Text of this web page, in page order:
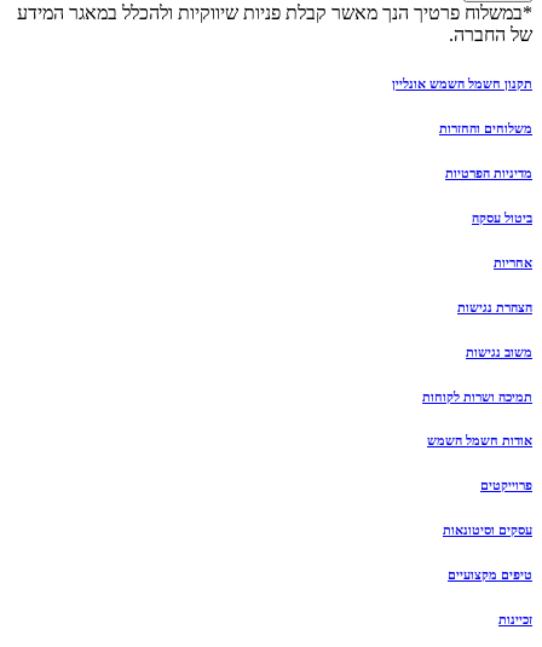
*במשלוח פרטיך הנך מאשר קבלת פניות שיווקיות ולהכלל במאגר המידע
של החברה.
תקנון חשמל השמש אונליין
משלוחים והחזרות
מדיניות הפרטיות
ביטול עסקה
אחריות
הצהרת נגישות
משוב נגישות
תמיכה ושרות לקוחות
אודות חשמל השמש
פרוייקטים
עסקים וסיטונאות
טיפים מקצועיים
זכיינות